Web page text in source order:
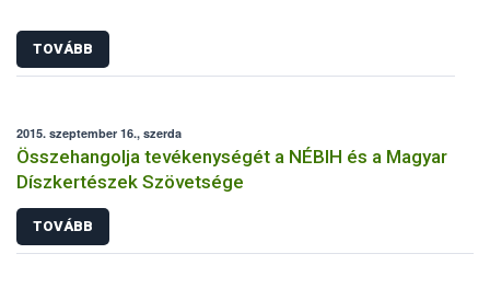
TOVÁBB
2015. szeptember 16., szerda
Összehangolja tevékenységét a NÉBIH és a Magyar
Díszkertészek Szövetsége
TOVÁBB